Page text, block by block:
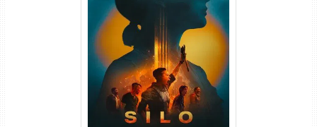
Silo 2ª Temporada (2024)
WEB-DL 1080p Dual Áudio